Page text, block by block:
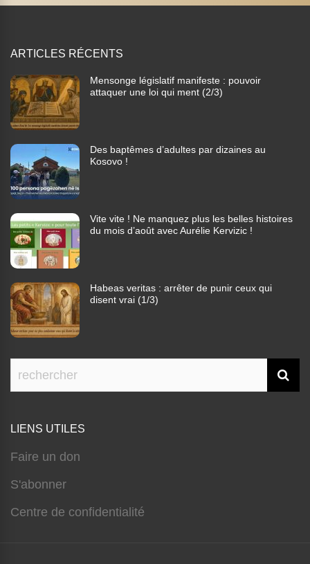
ARTICLES RÉCENTS
Mensonge législatif manifeste : pouvoir
attaquer une loi qui ment (2/3)
Des baptêmes d’adultes par dizaines au
Kosovo !
Vite vite ! Ne manquez plus les belles histoires
du mois d’août avec Aurélie Kervizic !
Habeas veritas : arrêter de punir ceux qui
disent vrai (1/3)
LIENS UTILES
Faire un don
S'abonner
Centre de confidentialité